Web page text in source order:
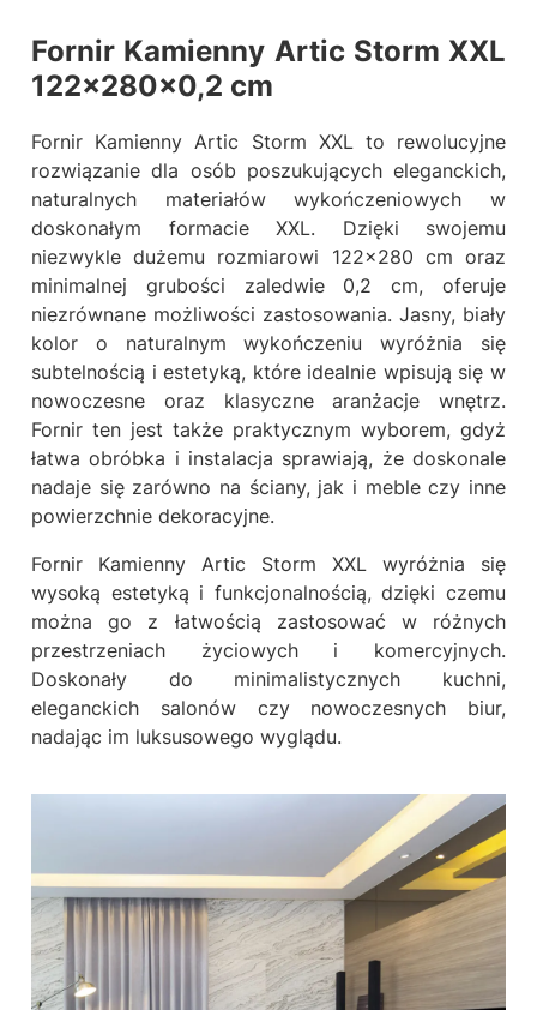
Fornir Kamienny Artic Storm XXL
122x280x0,2 cm
Fornir Kamienny Artic Storm XXL to rewolucyjne
rozwiązanie dla osób poszukujących eleganckich,
naturalnych materiałów wykończeniowych w
doskonałym formacie XXL. Dzięki swojemu
niezwykle dużemu rozmiarowi 122x280 cm oraz
minimalnej grubości zaledwie 0,2 cm, oferuje
niezrównane możliwości zastosowania. Jasny, biały
kolor o naturalnym wykończeniu wyróżnia się
subtelnością i estetyką, które idealnie wpisują się w
nowoczesne oraz klasyczne aranżacje wnętrz.
Fornir ten jest także praktycznym wyborem, gdyż
łatwa obróbka i instalacja sprawiają, że doskonale
nadaje się zarówno na ściany, jak i meble czy inne
powierzchnie dekoracyjne.
Fornir Kamienny Artic Storm XXL wyróżnia się
wysoką estetyką i funkcjonalnością, dzięki czemu
można go z łatwością zastosować w różnych
przestrzeniach życiowych i komercyjnych.
Doskonały do minimalistycznych kuchni,
eleganckich salonów czy nowoczesnych biur,
nadając im luksusowego wyglądu.